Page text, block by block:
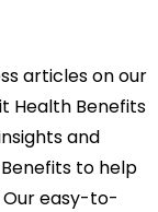
articles on our
Health Benefits
and
to help
Our easy-to-